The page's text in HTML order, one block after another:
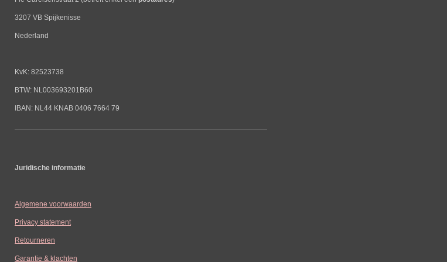
3207 VB Spijkenisse
Nederland
KvK: 82523738
BTW: NL003693201B60
IBAN: NL44 KNAB 0406 7664 79
Juridische informatie
Algemene voorwaarden
Privacy statement
Retourneren
Garantie & klachten